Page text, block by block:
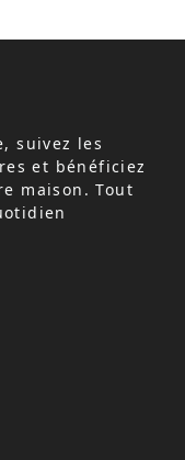
suivez les
et bénéficiez
maison. Tout